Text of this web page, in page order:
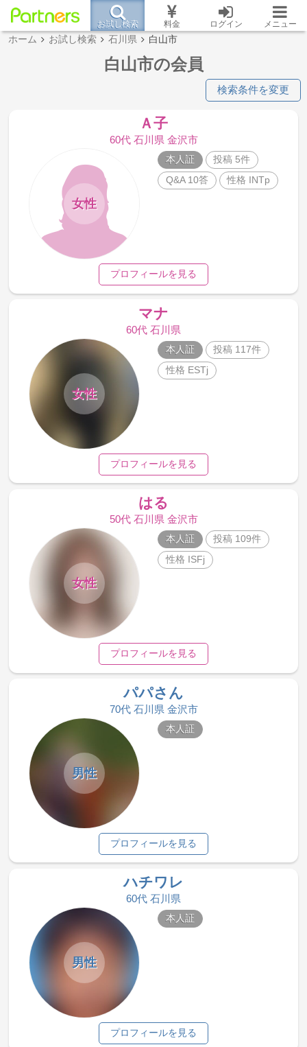
お試し検索 料金 ログイン メニュー
ホーム お試し検索 石川県 白山市
白山市の会員
検索条件を変更
Ａ子
60代 石川県 金沢市
女性
本人証
投稿 5件
Q&A 10答
性格 INTp
プロフィールを見る
マナ
60代 石川県
女性
本人証
投稿 117件
性格 ESTj
プロフィールを見る
はる
50代 石川県 金沢市
女性
本人証
投稿 109件
性格 ISFj
プロフィールを見る
パパさん
70代 石川県 金沢市
男性
本人証
プロフィールを見る
ハチワレ
60代 石川県
男性
本人証
プロフィールを見る